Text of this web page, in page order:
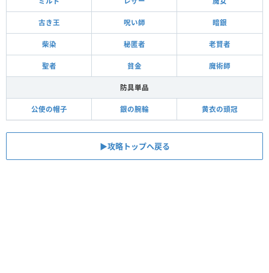
古き王 呪い師 暗銀
柴染 秘匿者 老賢者
聖者 貧金 魔術師
防具単品
公使の帽子 銀の腕輪 黄衣の頭冠
▶攻略トップへ戻る